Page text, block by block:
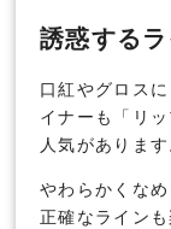
誘惑する
口紅やグロス
イナーも「リ
人気があります
やわらかくな
正確なライン